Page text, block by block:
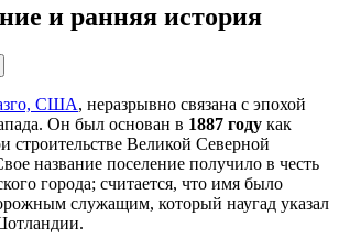
и ранняя история
США, неразрывно связана с эпохой
Он был основан в 1887 году как
строительстве Великой Северной
название поселение получило в честь
города; считается, что имя было
служащим, который наугад указал